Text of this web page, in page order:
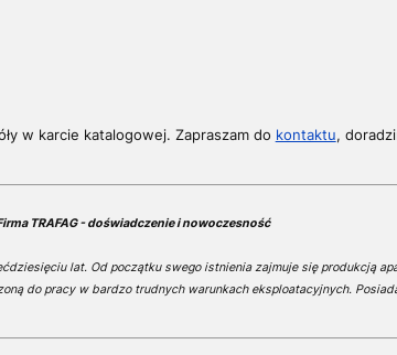
w karcie katalogowej. Zapraszam do kontaktu,
TRAFAG - doświadczenie i nowoczesność
lat. Od początku swego istnienia zajmuje się produkcją
do pracy w bardzo trudnych warunkach eksploatacyjnych.